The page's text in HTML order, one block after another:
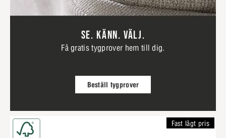
SE. KÄNN. VÄLJ.
Få gratis tygprover hem till dig.
Beställ tygprover
Fast lågt pris